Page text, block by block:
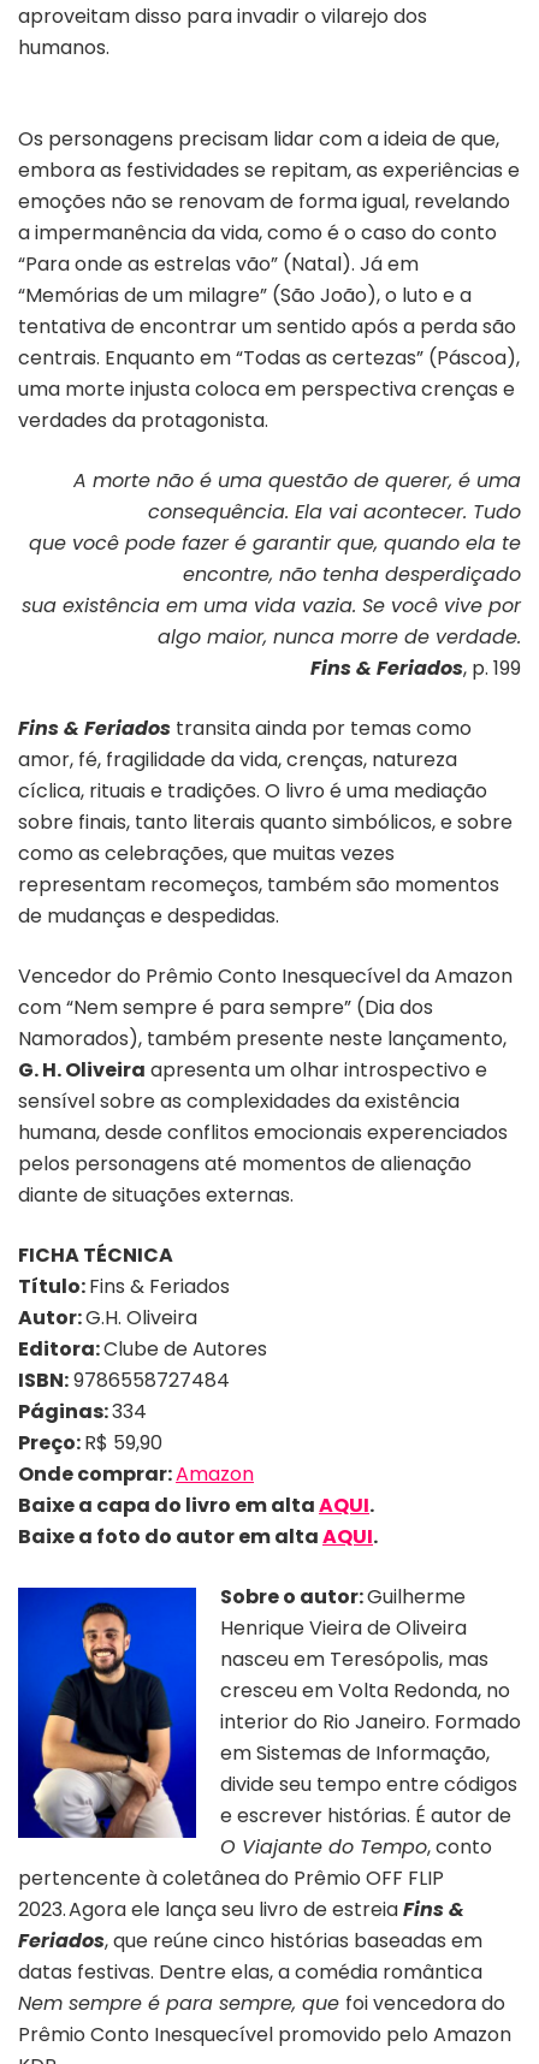
aproveitam disso para invadir o vilarejo dos
humanos.
Os personagens precisam lidar com a ideia de que,
embora as festividades se repitam, as experiências e
emoções não se renovam de forma igual, revelando
a impermanência da vida, como é o caso do conto
“Para onde as estrelas vão” (Natal). Já em
“Memórias de um milagre” (São João), o luto e a
tentativa de encontrar um sentido após a perda são
centrais. Enquanto em “Todas as certezas” (Páscoa),
uma morte injusta coloca em perspectiva crenças e
verdades da protagonista.
A morte não é uma questão de querer, é uma
consequência. Ela vai acontecer. Tudo
que você pode fazer é garantir que, quando ela te
encontre, não tenha desperdiçado
sua existência em uma vida vazia. Se você vive por
algo maior, nunca morre de verdade.
Fins & Feriados, p. 199
Fins & Feriados transita ainda por temas como
amor, fé, fragilidade da vida, crenças, natureza
cíclica, rituais e tradições. O livro é uma mediação
sobre finais, tanto literais quanto simbólicos, e sobre
como as celebrações, que muitas vezes
representam recomeços, também são momentos
de mudanças e despedidas.
Vencedor do Prêmio Conto Inesquecível da Amazon
com “Nem sempre é para sempre” (Dia dos
Namorados), também presente neste lançamento,
G. H. Oliveira apresenta um olhar introspectivo e
sensível sobre as complexidades da existência
humana, desde conflitos emocionais experenciados
pelos personagens até momentos de alienação
diante de situações externas.
FICHA TÉCNICA
Título:Fins & Feriados
Autor:G.H. Oliveira
Editora:Clube de Autores
ISBN:9786558727484
Páginas:334
Preço:R$ 59,90
Onde comprar:Amazon
Baixe a capa do livro em altaAQUI.
Baixe a foto do autor em altaAQUI.
Sobre o autor:Guilherme
Henrique Vieira de Oliveira
nasceu em Teresópolis, mas
cresceu em Volta Redonda, no
interior do Rio Janeiro. Formado
em Sistemas de Informação,
divide seu tempo entre códigos
e escrever histórias. É autor de
O Viajante do Tempo, conto
pertencente à coletânea do Prêmio OFF FLIP
2023.Agora ele lança seu livro de estreiaFins &
Feriados, que reúne cinco histórias baseadas em
datas festivas. Dentre elas, a comédia romântica
Nem sempre é para sempre, que foi vencedora do
Prêmio Conto Inesquecível promovido pelo Amazon